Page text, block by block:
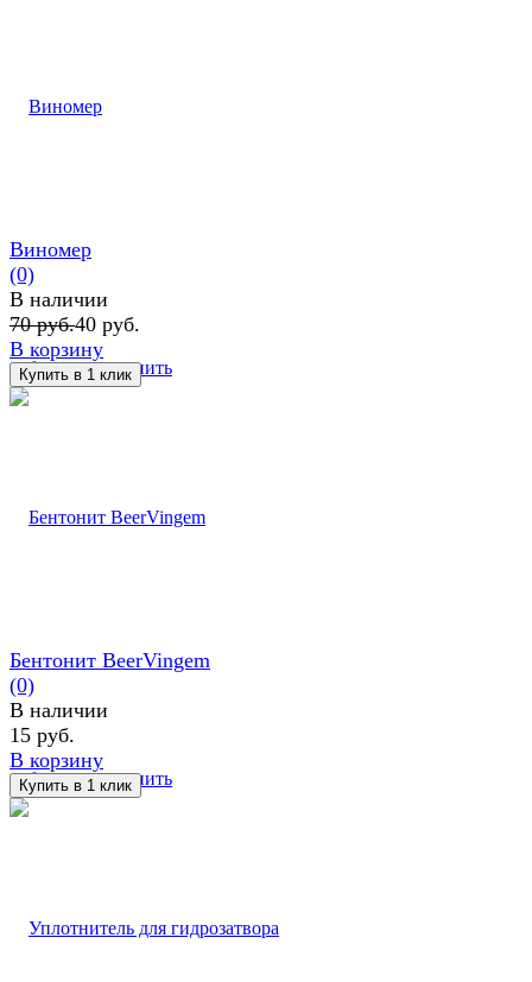
избранное сравнить
Виномер
(0)
В наличии
70 руб.40 руб.
В корзину
избранное сравнить
Бентонит BeerVingem
(0)
В наличии
15 руб.
В корзину